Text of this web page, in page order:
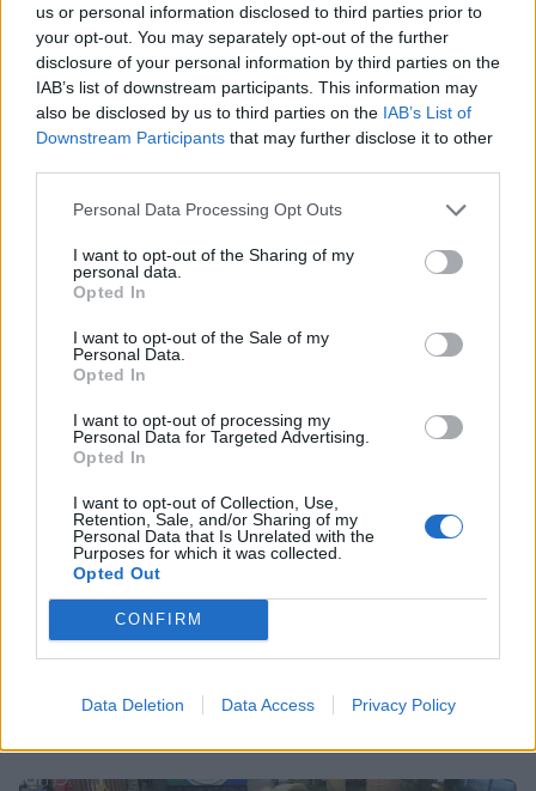
us or personal information disclosed to third parties prior to
your opt-out. You may separately opt-out of the further
disclosure of your personal information by third parties on the
IAB’s list of downstream participants. This information may
also be disclosed by us to third parties on the IAB’s List of
Downstream Participants that may further disclose it to other
Personal Data Processing Opt Outs
I want to opt-out of the Sharing of my
personal data.
Opted In
I want to opt-out of the Sale of my
Personal Data.
Opted In
I want to opt-out of processing my
Personal Data for Targeted Advertising.
Opted In
I want to opt-out of Collection, Use,
Retention, Sale, and/or Sharing of my
Personal Data that Is Unrelated with the
Purposes for which it was collected.
Opted Out
CONFIRM
Data Deletion Data Access Privacy Policy
SHOWBIZ
Συνεργάτιδα των Καραβάτου-Κατσούλη
παραδέχεται: «Ήταν η χειρότερη στιγμή.
Μου κόπηκαν τα πόδια»
Αυτό το σαρδάμ της Ελένης δεν θα το
ξεχάσετε ποτέ! Μαντέψτε τι είπε αντί για
@06-11-2019